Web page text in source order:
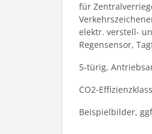
für
elektr. verstell-
Regensensor,
5-türig,
CO2-
Beispielbilder,